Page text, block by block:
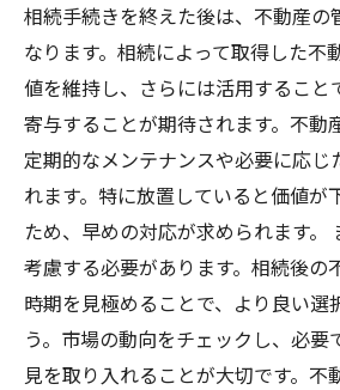
相続手続きを終えた後は、不動産の
なります。相続によって取得した不
値を維持し、さらには活用すること
寄与することが期待されます。不動
定期的なメンテナンスや必要に応じ
れます。特に放置していると価値が
ため、早めの対応が求められます。
考慮する必要があります。相続後の
時期を見極めることで、より良い選
う。市場の動向をチェックし、必要
見を取り入れることが大切です。不